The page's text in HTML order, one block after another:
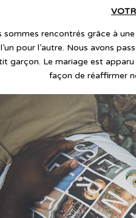
sommes rencontrés grâce à
pour l’autre. Nous avons
garçon. Le mariage est apparu
façon de réaffirmer